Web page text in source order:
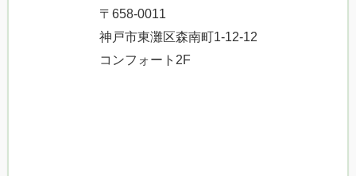
〒658-0011
神戸市東灘区森南町1-12-12
コンフォート2F